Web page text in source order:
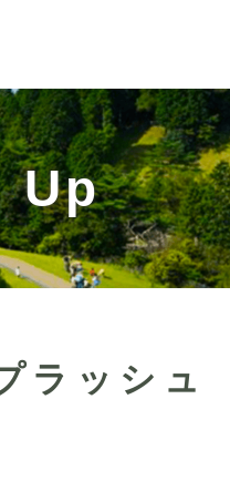
Up
ラッシュ